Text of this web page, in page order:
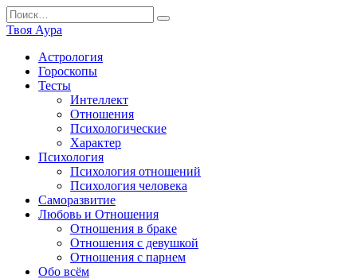
Перейти
к
содержанию
Search
for:
Твоя Аура
Астрология
Гороскопы
Тесты
Интеллект
Отношения
Психологические
Характер
Психология
Психология отношений
Психология человека
Саморазвитие
Любовь и Отношения
Отношения в браке
Отношения с девушкой
Отношения с парнем
Обо всём